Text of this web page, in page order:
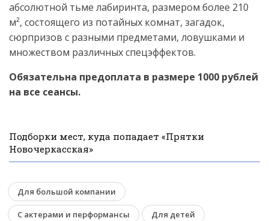
абсолютной тьме лабиринта, размером более 210
м², состоящего из потайных комнат, загадок,
сюрпризов с разными предметами, ловушками и
множеством различных спецэффектов.
Обязательна предоплата в размере 1000 рублей
на все сеансы.
Подборки мест, куда попадает «Прятки
Новочеркасская»
Для большой компании
С актерами и перформансы Для детей